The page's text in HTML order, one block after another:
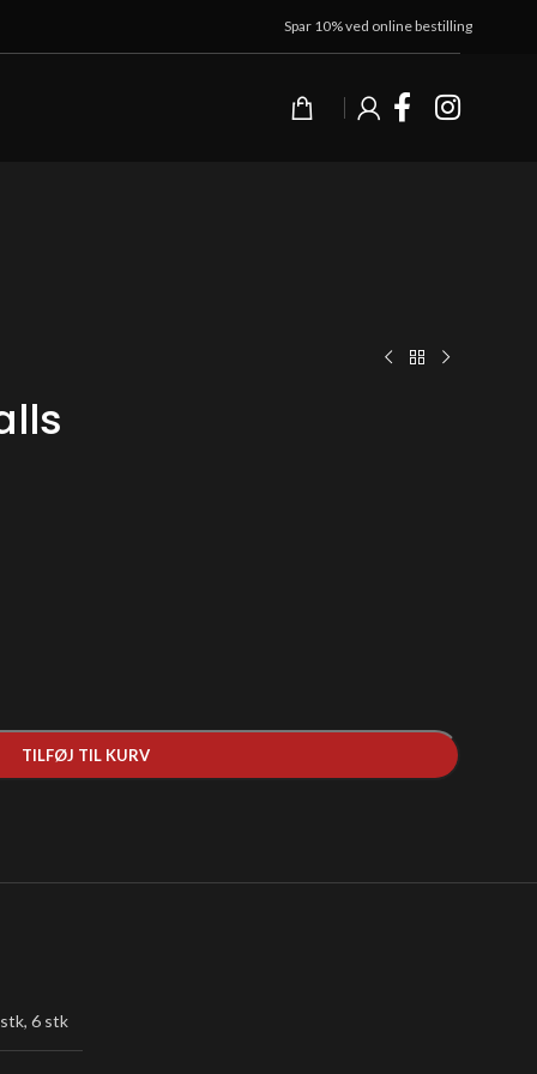
Spar 10% ved online bestilling
TILFØJ TIL KURV
, 6 stk